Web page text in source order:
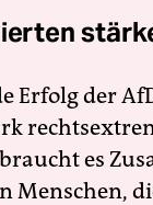
Erfolg der
es
Menschen,